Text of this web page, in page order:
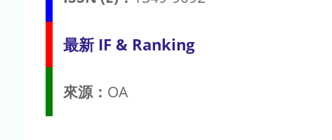
最新 IF & Ranking
來源： OA